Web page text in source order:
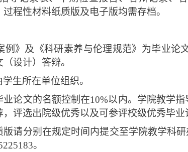
程性材料纸质版及电子版均需存档。
例》及《科研素养与伦理规范》为毕业论
设计）答辩。
生所在单位组织。
业论文的名额控制在10%以内。学院教学
评选出院级优秀以及可参评校级优秀毕业
版请分别在规定时间内提交至学院教学科
。